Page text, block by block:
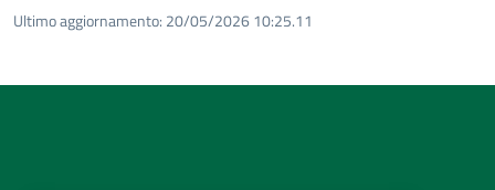
Ultimo aggiornamento: 20/05/2026 10:25.11